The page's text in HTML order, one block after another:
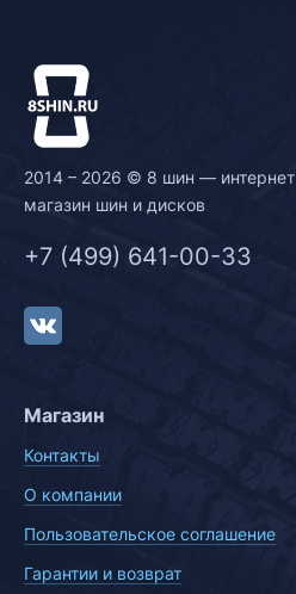
2014 – 2026 © 8 шин — интернет
магазин шин и дисков
+7 (499) 641-00-33
Магазин
Контакты
О компании
Пользовательское соглашение
Гарантии и возврат